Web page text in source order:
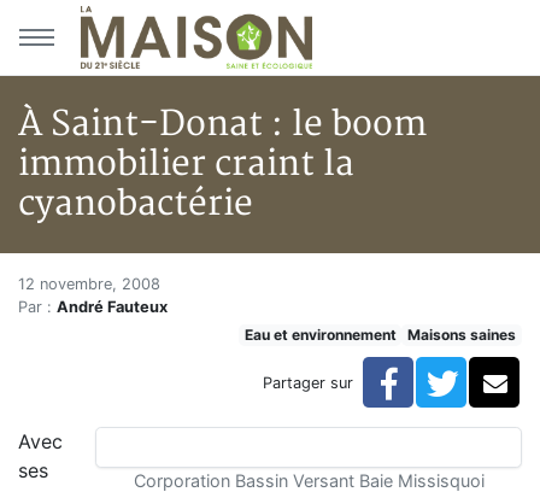
Aller au menu principal
Aller au contenu principal
À Saint-Donat : le boom
immobilier craint la
cyanobactérie
Accueil
Articles
Hypersensibilités environnementales
À Saint-Donat : le boom immobilier craint la
À Saint-Donat : le boom
12 novembre, 2008
Par : André Fauteux
Eau et environnement
Maisons saines
Partager sur Facebook
Corporation Bassin Versant Baie Missisquoi
Avec
ses